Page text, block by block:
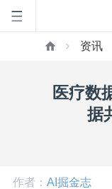
资讯
医疗数
据
作者： AI掘金志